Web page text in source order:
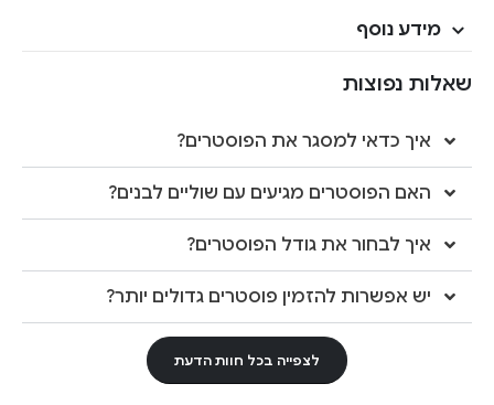
מידע נוסף
שאלות נפוצות
איך כדאי למסגר את הפוסטרים?
האם הפוסטרים מגיעים עם שוליים לבנים?
איך לבחור את גודל הפוסטרים?
יש אפשרות להזמין פוסטרים גדולים יותר?
לצפייה בכל חוות הדעת